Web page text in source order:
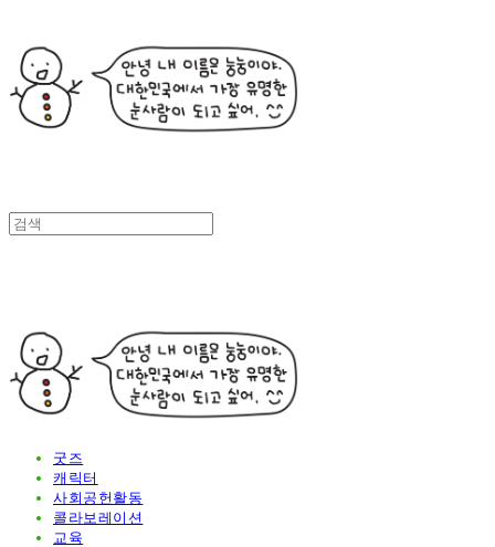
굿즈
캐릭터
사회공헌활동
콜라보레이션
교육